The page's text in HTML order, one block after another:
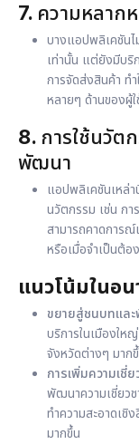
7. ความหลาก
บางแอปพลิเคชันไ
เท่านั้น แต่ยังมีบริ
การจัดส่งสินค้า ท
หลายๆ ด้านของผู้ใ
8. การใช้นวัต
พัฒนา
แอปพลิเคชันเหล่
นวัตกรรม เช่น กา
สามารถคาดการณ์
หรือเมื่อจำเป็นต้อ
แนวโน้มในอ
ขยายสู่ชนบทและ
บริการในเมืองให
จังหวัดต่างๆ มาก
การเพิ่มความเชี่
พัฒนาความเชี่ยวช
ทำความสะอาดเชิ
มากขึ้น